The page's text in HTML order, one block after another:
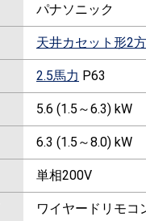
パナソニック
天井カセット形2
2.5馬力 P63
5.6 (1.5～6.3) kW
6.3 (1.5～8.0) kW
単相200V
ワイヤードリモコ